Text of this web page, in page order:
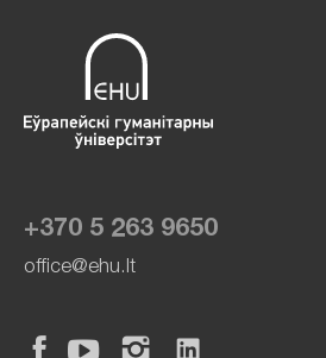
+370 5 263 9650
office@ehu.lt